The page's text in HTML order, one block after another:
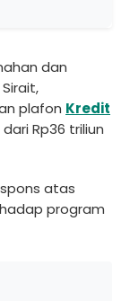
dan
plafon Kredit
Rp36 triliun
atas
program